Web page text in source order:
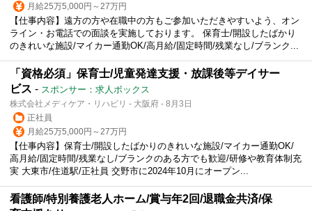
月給25万5,000円～27万円
【仕事内容】遠方の方や在職中の方もご参加いただきやすいよう、オン
ライン・お電話での面談を実施しております。 保育士/開設したばかり
のきれいな施設/マイカー通勤OK/高月給/固定時間/残業なし/ブランク...
「資格必須」保育士/児童発達支援・放課後等デイサー
ビス - スポンサー：求人ボックス
株式会社メディケア・リハビリ - 大阪府 - 8月3日
正社員
月給25万5,000円～27万円
【仕事内容】保育士/開設したばかりのきれいな施設/マイカー通勤OK/
高月給/固定時間/残業なし/ブランクのある方でも歓迎/研修や教育体制充
実 大東市/住道駅/正社員 交野市に2024年10月にオープン...
看護師/特別養護老人ホーム/賞与年2回/退職金共済/保